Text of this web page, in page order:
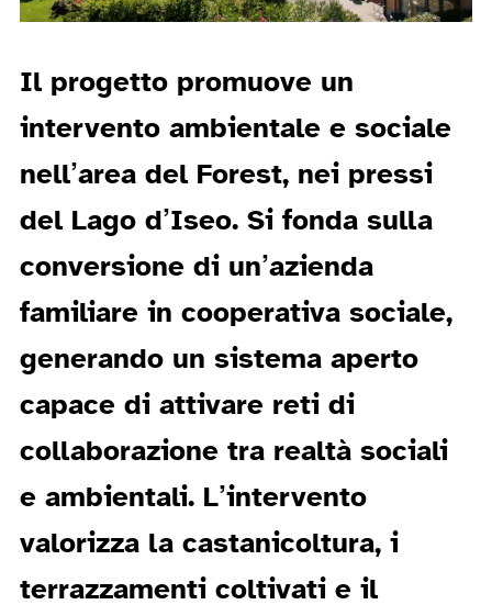
Il progetto promuove un
intervento ambientale e sociale
nell’area del Forest, nei pressi
del Lago d’Iseo. Si fonda sulla
conversione di un’azienda
familiare in cooperativa sociale,
generando un sistema aperto
capace di attivare reti di
collaborazione tra realtà sociali
e ambientali. L’intervento
valorizza la castanicoltura, i
terrazzamenti coltivati e il